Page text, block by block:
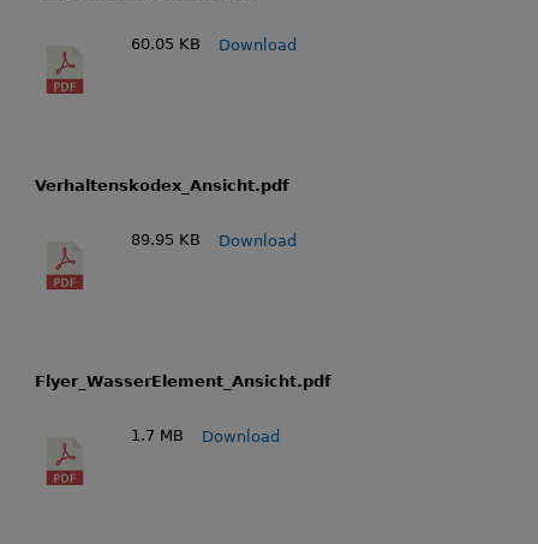
60.05 KB Download
Verhaltenskodex_Ansicht.pdf
89.95 KB Download
Flyer_WasserElement_Ansicht.pdf
1.7 MB Download